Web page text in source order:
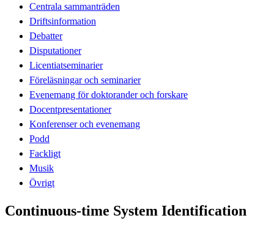
Centrala sammanträden
Driftsinformation
Debatter
Disputationer
Licentiatseminarier
Föreläsningar och seminarier
Evenemang för doktorander och forskare
Docentpresentationer
Konferenser och evenemang
Podd
Fackligt
Musik
Övrigt
Continuous-time System Identification